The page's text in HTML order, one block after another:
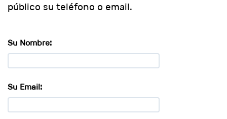
público su teléfono o email.
Su Nombre:
Su Email: